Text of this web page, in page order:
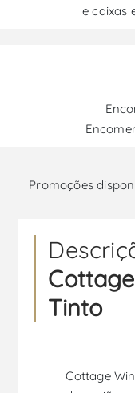
e caixas
Promoções
Tinto
Cottage